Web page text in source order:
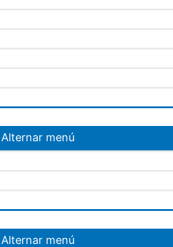
Alternar menú
Alternar menú